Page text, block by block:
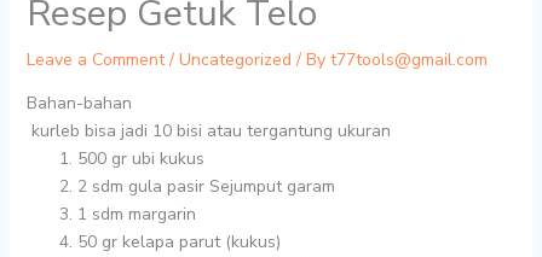
Resep Getuk Telo
Leave a Comment / Uncategorized / By t77tools@gmail.com
Bahan-bahan
kurleb bisa jadi 10 bisi atau tergantung ukuran
500 grubi kukus
2sdm gula pasir Sejumput garam
1 sdm margarin
50 grkelapa parut (kukus)